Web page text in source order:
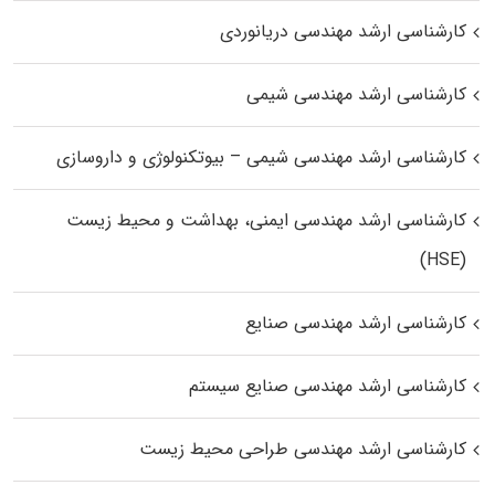
کارشناسی ارشد مهندسی دریانوردی
کارشناسی ارشد مهندسی شیمی
کارشناسی ارشد مهندسی شیمی – بیوتکنولوژی و داروسازی
کارشناسی ارشد مهندسی ایمنی، بهداشت و محیط زیست
(HSE)
کارشناسی ارشد مهندسی صنایع
کارشناسی ارشد مهندسی صنایع سیستم
کارشناسی ارشد مهندسی طراحی محیط زیست